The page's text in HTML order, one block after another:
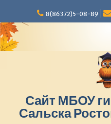
р
е
й
8(86372)5-08-89
Сайт МБОУ
Сальска